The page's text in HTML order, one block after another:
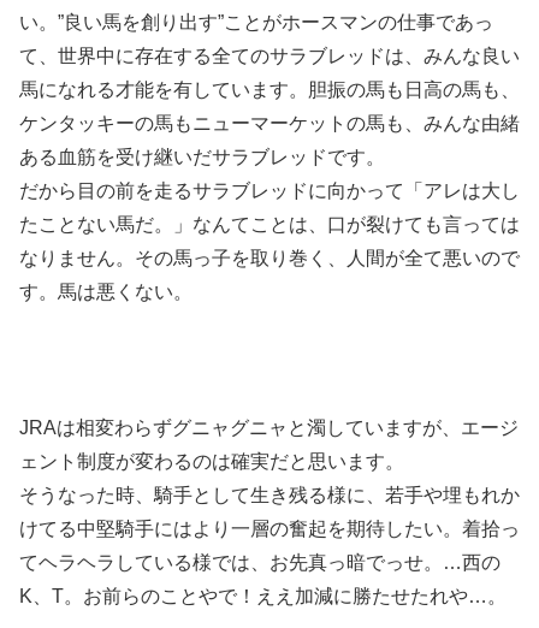
い。”良い馬を創り出す”ことがホースマンの仕事であっ
て、世界中に存在する全てのサラブレッドは、みんな良い
馬になれる才能を有しています。胆振の馬も日高の馬も、
ケンタッキーの馬もニューマーケットの馬も、みんな由緒
ある血筋を受け継いだサラブレッドです。
だから目の前を走るサラブレッドに向かって「アレは大し
たことない馬だ。」なんてことは、口が裂けても言っては
なりません。その馬っ子を取り巻く、人間が全て悪いので
す。馬は悪くない。
JRAは相変わらずグニャグニャと濁していますが、エージ
ェント制度が変わるのは確実だと思います。
そうなった時、騎手として生き残る様に、若手や埋もれか
けてる中堅騎手にはより一層の奮起を期待したい。着拾っ
てヘラヘラしている様では、お先真っ暗でっせ。…西の
K、T。お前らのことやで！ええ加減に勝たせたれや…。